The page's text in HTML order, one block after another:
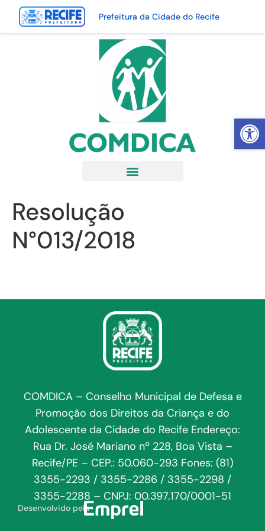
Abrir
Prefeitura da Cidade do Recife
Resolução
N°013/2018
COMDICA – Conselho Municipal de Defesa e
Promoção dos Direitos da Criança e do
Adolescente da Cidade do Recife Endereço:
Rua Dr. José Mariano nº 228, Boa Vista –
Recife/PE – CEP.: 50.060-293 Fones: (81)
3355-2293 / 3355-2286 / 3355-2298 /
3355-2288 – CNPJ: 00.397.170/0001-51
Desenvolvido pela